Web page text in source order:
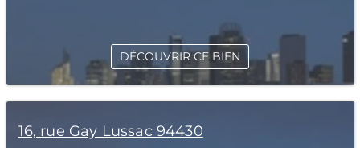
DÉCOUVRIR CE BIEN
16, rue Gay Lussac 94430